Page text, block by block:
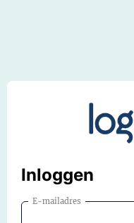
Inloggen
E-mailadres